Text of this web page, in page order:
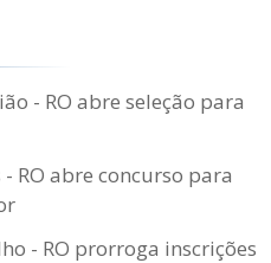
- RO abre seleção para
RO abre concurso para
- RO prorroga inscrições